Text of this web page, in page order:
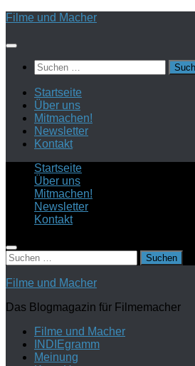
Zum
springen
Filme und Macher
Suchen
nach:
Startseite
Über uns
Mitmachen!
Newsletter
Kontakt
Startseite
Über uns
Mitmachen!
Newsletter
Kontakt
Suchen
nach:
Filme und Macher
Das Blogmagazin für Filmemacher
Filme und Macher
INDIEgramm
Meinung